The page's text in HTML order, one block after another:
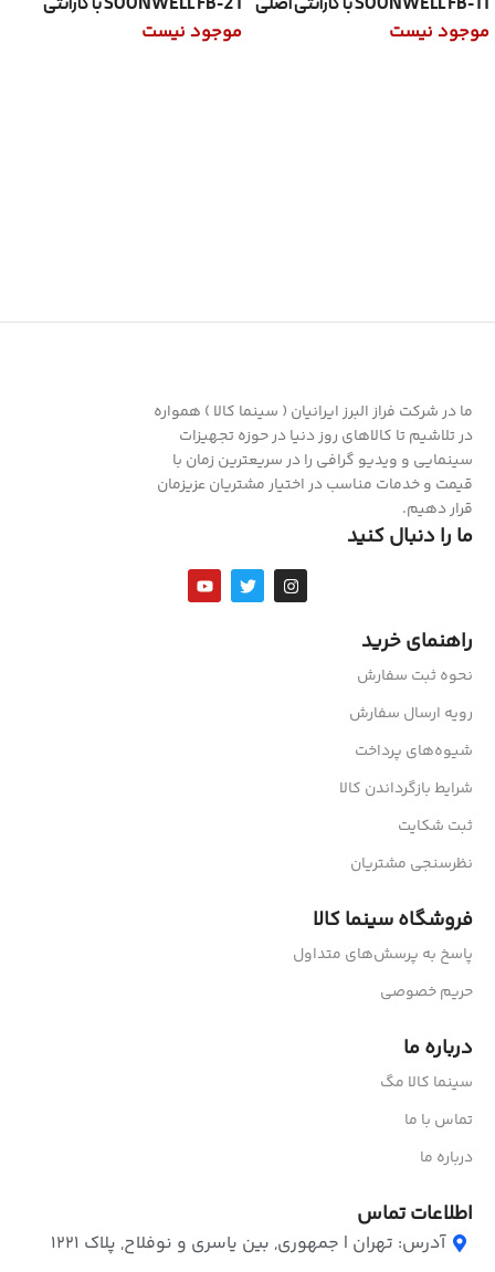
موجود نیست
اصلی
موجود نیست
ما در شرکت فراز البرز ایرانیان ( سینما کالا ) همواره
در تلاشیم تا کالاهای روز دنیا در حوزه تجهیزات
سینمایی و ویدیو گرافی را در سریعترین زمان با
قیمت و خدمات مناسب در اختیار مشتریان عزیزمان
قرار دهیم.
ما را دنبال کنید
راهنمای خرید
نحوه ثبت سفارش
رویه ارسال سفارش
شیوه‌های پرداخت
شرایط بازگرداندن کالا
ثبت شکایت
نظرسنجی مشتریان
فروشگاه سینما کالا
پاسخ به پرسش‌های متداول
حریم خصوصی
درباره ما
سینما کالا مگ
تماس با ما
درباره ما
اطلاعات تماس
آدرس: تهران | جمهوری, بین یاسری و نوفلاح, پلاک ۱۲۲۱